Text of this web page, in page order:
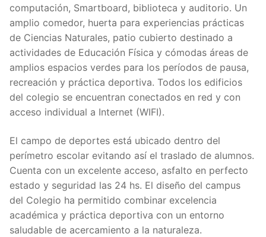
computación, Smartboard, biblioteca y auditorio. Un
amplio comedor, huerta para experiencias prácticas
de Ciencias Naturales, patio cubierto destinado a
actividades de Educación Física y cómodas áreas de
amplios espacios verdes para los períodos de pausa,
recreación y práctica deportiva. Todos los edificios
del colegio se encuentran conectados en red y con
acceso individual a Internet (WIFI).
El campo de deportes está ubicado dentro del
perímetro escolar evitando así el traslado de alumnos.
Cuenta con un excelente acceso, asfalto en perfecto
estado y seguridad las 24 hs. El diseño del campus
del Colegio ha permitido combinar excelencia
académica y práctica deportiva con un entorno
saludable de acercamiento a la naturaleza.